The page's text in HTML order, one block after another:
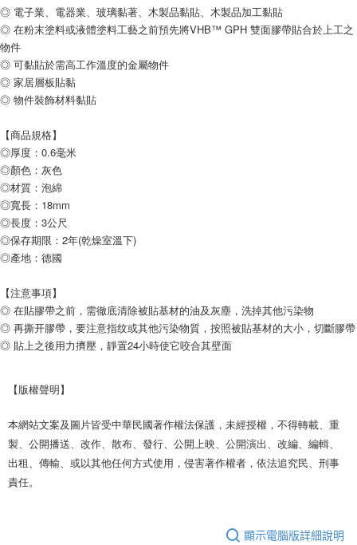
◎ 電子業、電器業、玻璃黏著、木製品黏貼、木製品加工黏貼
◎ 在粉末塗料或液體塗料工藝之前預先將VHB™ GPH 雙面膠帶貼合於上工之
物件
◎ 可黏貼於需高工作溫度的金屬物件
◎ 家居層板貼黏
◎ 物件裝飾材料黏貼
【商品規格】
◎厚度：0.6毫米
◎顏色：灰色
◎材質：泡綿
◎寬長：18mm
◎長度：3公尺
◎保存期限：2年(乾燥室溫下)
◎產地：德國
【注意事項】
◎ 在貼膠帶之前，需徹底清除被貼基材的油及灰塵，洗掉其他污染物
◎ 再撕开膠帶，要注意指纹或其他污染物質，按照被貼基材的大小，切斷膠帶
◎ 貼上之後用力擠壓，靜置24小時使它咬合其壁面
【版權聲明】
本網站文案及圖片皆受中華民國著作權法保護，未經授權，不得轉載、重
製、公開播送、改作、散布、發行、公開上映、公開演出、改編、編輯、
出租、傳輸、或以其他任何方式使用，侵害著作權者，依法追究民、刑事
責任。
顯示電腦版詳細說明